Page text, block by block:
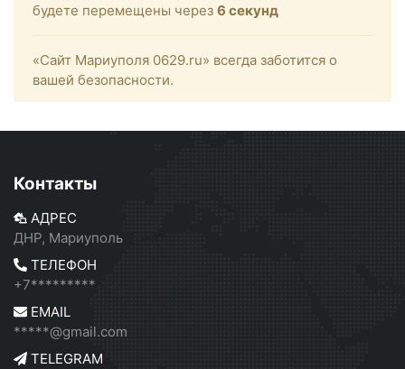
будете перемещены через 6 секунд
«Сайт Мариуполя 0629.ru» всегда заботится о
вашей безопасности.
Контакты
АДРЕС
ДНР, Мариуполь
ТЕЛЕФОН
+7*********
EMAIL
*****@gmail.com
TELEGRAM